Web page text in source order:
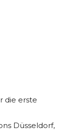
die erste
Düsseldorf,